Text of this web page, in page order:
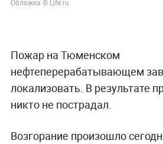
Обложка © Life.ru
Пожар на Тюменском
нефтеперерабатывающем
локализовать. В результате
никто не пострадал.
Возгорание произошло